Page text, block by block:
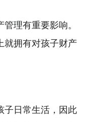
理有重要影响。
就拥有对孩子财产
子日常生活，因此